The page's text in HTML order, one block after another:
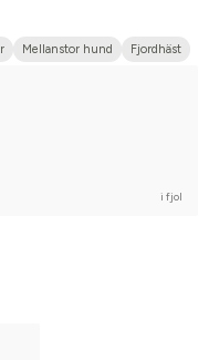
Mellanstor hund
Fjordhäst
i fjol